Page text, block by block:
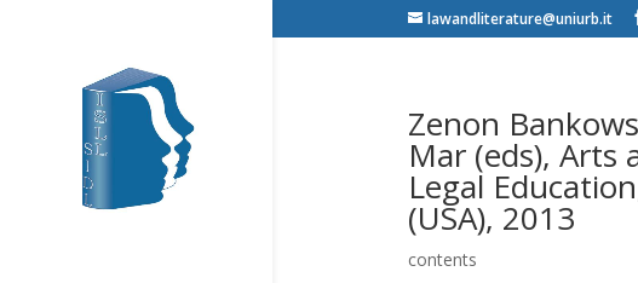
lawandliterature@uniurb.it
Zenon
Mar (eds), Arts
Legal
(USA), 2013
contents